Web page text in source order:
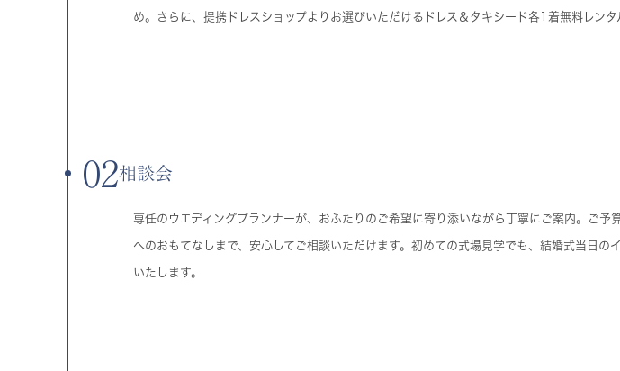
め。さらに、提携ドレスショップよりお選びいただけるドレス＆タキシード各1着無料レン
02相談会
専任のウエディングプランナーが、おふたりのご希望に寄り添いながら丁寧にご案内。ご
へのおもてなしまで、安心してご相談いただけます。初めての式場見学でも、結婚式当日
いたします。